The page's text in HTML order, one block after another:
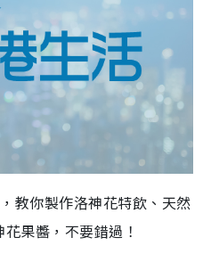
教你製作洛神花特飲、天然
果醬，不要錯過！